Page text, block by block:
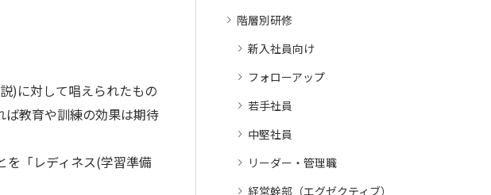
)に対して唱えられたもの
ば教育や訓練の効果は期待
を「レディネス(学習準備
階層別研修
新入社員向け
フォローアップ
若手社員
中堅社員
リーダー・管理職
経営幹部（エグゼクティブ）